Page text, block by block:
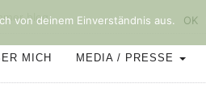
MICH MEDIA / PRESSE
von deinem Einverständnis aus. OK